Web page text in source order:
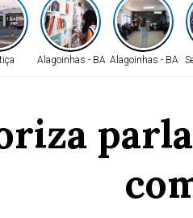
Alagoinhas - BA Alagoinhas - BA